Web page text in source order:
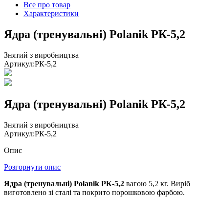
Все про товар
Характеристики
Ядра (тренувальні) Polanik РК-5,2
Знятий з виробництва
Артикул:РК-5,2
Ядра (тренувальні) Polanik РК-5,2
Знятий з виробництва
Артикул:РК-5,2
Опис
Розгорнути опис
Ядра (тренувальні) Polanik РК-5,2 вагою 5,2 кг. Виріб
виготовлено зі сталі та покрито порошковою фарбою.